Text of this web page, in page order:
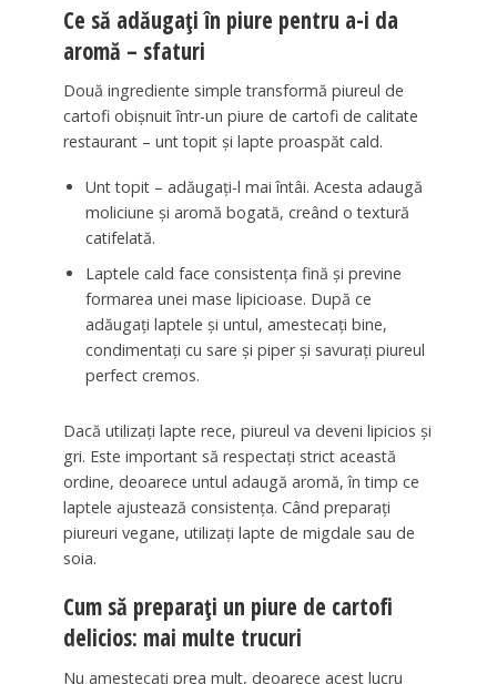
Ce să adăugați în piure pentru a-i da
aromă – sfaturi
Două ingrediente simple transformă piureul de
cartofi obișnuit într-un piure de cartofi de calitate
restaurant – unt topit și lapte proaspăt cald.
Unt topit – adăugați-l mai întâi. Acesta adaugă
moliciune și aromă bogată, creând o textură
catifelată.
Laptele cald face consistența fină și previne
formarea unei mase lipicioase. După ce
adăugați laptele și untul, amestecați bine,
condimentați cu sare și piper și savurați piureul
perfect cremos.
Dacă utilizați lapte rece, piureul va deveni lipicios și
gri. Este important să respectați strict această
ordine, deoarece untul adaugă aromă, în timp ce
laptele ajustează consistența. Când preparați
piureuri vegane, utilizați lapte de migdale sau de
soia.
Cum să preparați un piure de cartofi
delicios: mai multe trucuri
Nu amestecați prea mult, deoarece acest lucru